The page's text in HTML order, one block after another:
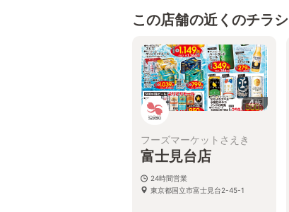
この店舗の近くのチラシ
4枚
フーズマーケットさえき
富士見台店
24時間営業
東京都国立市富士見台2-45-1